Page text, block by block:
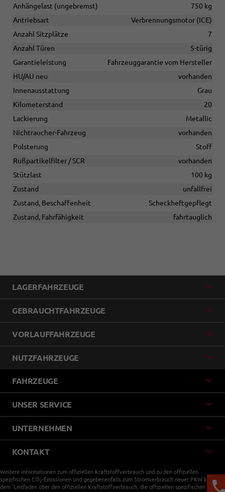
Anhängelast (ungebremst)
750 kg
Antriebsart
Verbrennungsmotor (ICE)
Anzahl Sitzplätze
7
Anzahl Türen
5-türig
Garantieleistung
Fahrzeuggarantie vom Hersteller
HU/AU neu
vorhanden
Innenausstattung
Grau
Kilometerstand
20
Lackierung
Metallic
Nichtraucher-Fahrzeug
vorhanden
Polsterung
Stoff
Rußpartikelfilter / SCR
vorhanden
Stützlast
100 kg
Zustand
unfallfrei
Zustand, Beschaffenheit
Scheckheftgepflegt
Zustand, Fahrfähigkeit
fahrtauglich
LAGERFAHRZEUGE
GEBRAUCHTFAHRZEUGE
VORLAUFFAHRZEUGE
NUTZFAHRZEUGE
FAHRZEUGE
UNSER SERVICE
UNTERNEHMEN
KONTAKT
Weitere Informationen zum offiziellen Kraftstoffverbrauch und zu den offiziellen
spezifischen CO 2-Emissionen und gegebenenfalls zum Stromverbrauch neuer PKW können
dem 'Leitfaden über den offiziellen Kraftstoffverbrauch, die offiziellen spezifischen CO2